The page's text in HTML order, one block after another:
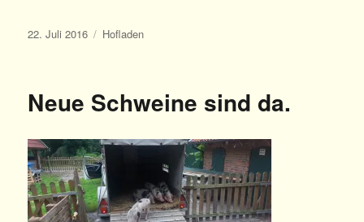
Veröffentlicht
22. Juli 2016 Kategorien
Hofladen
Neue Schweine sind da.